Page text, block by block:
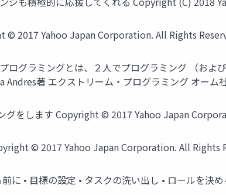
© 2017 Yahoo Japan Corporation. All Rights
ログラミングとは、２人でプログラミング （お
Andres著 エクストリーム・プログラミング オー
グをします Copyright © 2017 Yahoo Japan
© 2017 Yahoo Japan Corporation. All Rights
に • 目標の設定 • タスクの洗い出し • ロールを